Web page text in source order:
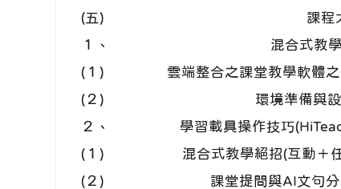
(五)
課程
１、
混合式教
(１)
雲端整合之課堂教學軟體
(２)
環境準備與
２、
學習載具操作技巧
(１)
混合式教學絕招(互動＋
(２)
課堂提問與AI文句